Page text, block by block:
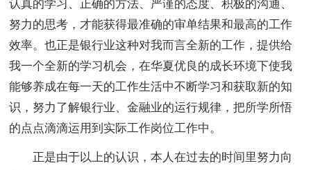
认真的学习、正确的方法、严谨的态度、积极的沟通、
努力的思考，才能获得最准确的审单结果和最高的工作
效率。也正是银行业这种对我而言全新的工作，提供给
我一个全新的学习机会，在华夏优良的成长环境下使我
能够养成在每一天的工作生活中不断学习和获取新的知
识，努力了解银行业、金融业的运行规律，把所学所悟
的点点滴滴运用到实际工作岗位工作中。
正是由于以上的认识，本人在过去的时间里努力向